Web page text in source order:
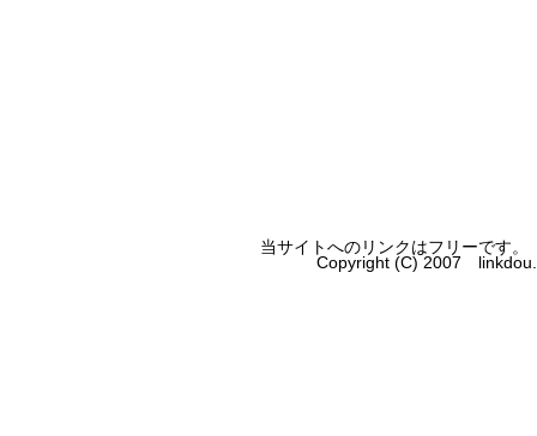
当サイトへのリンクはフリーです
Copyright (C) 2007